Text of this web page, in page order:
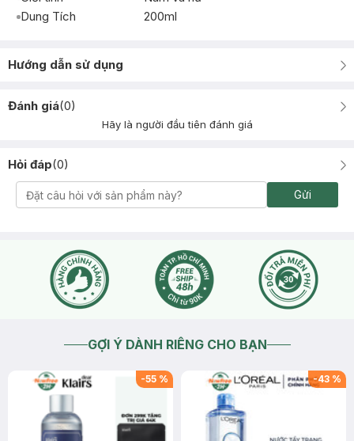
Dung Tích
200ml
Hướng dẫn sử dụng
Đánh giá(0)
Hãy là người đầu tiên đánh giá
Hỏi đáp(0)
Gửi
GỢI Ý DÀNH RIÊNG CHO BẠN
-55 % -43 %